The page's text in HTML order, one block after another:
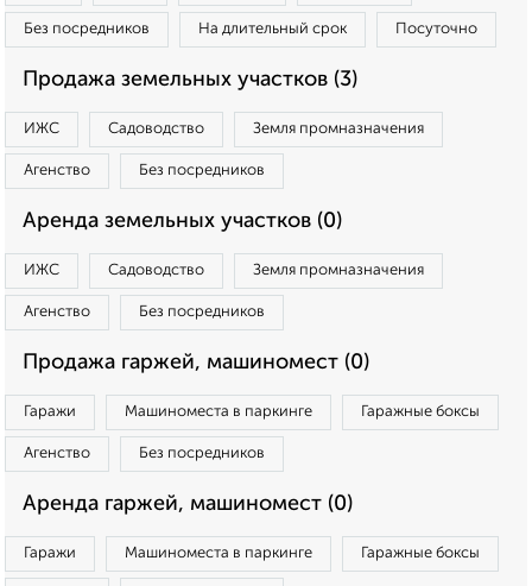
Без посредников На длительный срок Посуточно
Продажа земельных участков (3)
ИЖС Садоводство Земля промназначения
Агенство Без посредников
Аренда земельных участков (0)
ИЖС Садоводство Земля промназначения
Агенство Без посредников
Продажа гаржей, машиномест (0)
Гаражи Машиноместа в паркинге Гаражные боксы
Агенство Без посредников
Аренда гаржей, машиномест (0)
Гаражи Машиноместа в паркинге Гаражные боксы